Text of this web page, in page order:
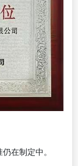
在制定中。